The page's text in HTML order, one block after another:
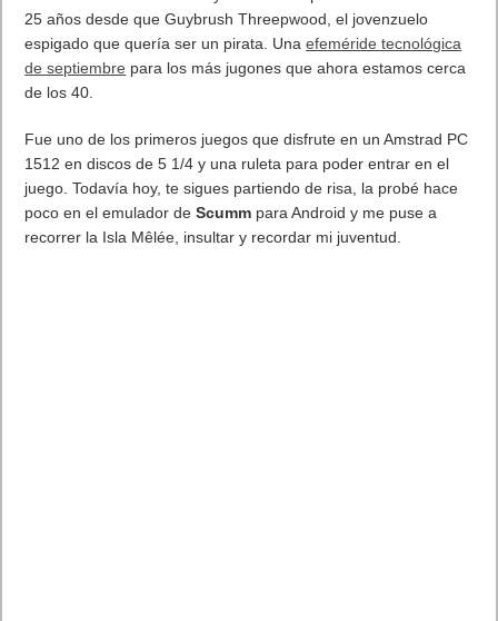
iPad Pro, WatchOS 2, Apple TV. Actualizaciones del
iPhone 6S,
Apple TV,el iPad y iPad Pro
, cada uno mejorado un poco
más, nuevas características pero ninguna sorpresa para los
analistas. ¿Ha perdido Apple la capacidad de sorprender? Lo
hay duda lso beneficios en Apple seguirán creciendo.
Ha dado a conocer el iPhone 6S y iPhone 6S Plus. Mismo
aspecto que sus predecesores, pero con procesadores más
rápidos, una cámara mejorada y Fuerza del tacto, la